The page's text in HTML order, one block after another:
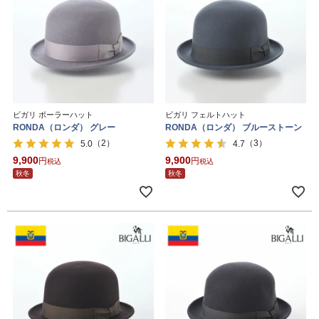
ビガリ ボーラーハット
RONDA（ロンダ） グレー
5.0 （2）
9,900
税込
秋冬
ビガリ フェルトハット
RONDA（ロンダ） ブルーストーン
4.7 （3）
9,900
税込
秋冬